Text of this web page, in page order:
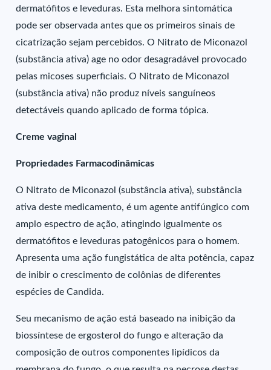
dermatófitos e leveduras. Esta melhora sintomática
pode ser observada antes que os primeiros sinais de
cicatrização sejam percebidos. O Nitrato de Miconazol
(substância ativa) age no odor desagradável provocado
pelas micoses superficiais. O Nitrato de Miconazol
(substância ativa) não produz níveis sanguíneos
detectáveis quando aplicado de forma tópica.
Creme vaginal
Propriedades Farmacodinâmicas
O Nitrato de Miconazol (substância ativa), substância
ativa deste medicamento, é um agente antifúngico com
amplo espectro de ação, atingindo igualmente os
dermatófitos e leveduras patogênicos para o homem.
Apresenta uma ação fungistática de alta potência, capaz
de inibir o crescimento de colônias de diferentes
espécies de Candida.
Seu mecanismo de ação está baseado na inibição da
biossíntese de ergosterol do fungo e alteração da
composição de outros componentes lipídicos da